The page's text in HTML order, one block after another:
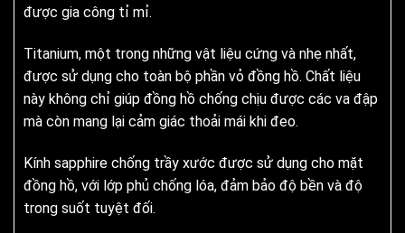
được gia công tỉ mỉ.
Titanium, một trong những vật liệu cứng và nhẹ nhất,
được sử dụng cho toàn bộ phần vỏ đồng hồ. Chất liệu
này không chỉ giúp đồng hồ chống chịu được các va đập
mà còn mang lại cảm giác thoải mái khi đeo.
Kính sapphire chống trầy xước được sử dụng cho mặt
đồng hồ, với lớp phủ chống lóa, đảm bảo độ bền và độ
trong suốt tuyệt đối.